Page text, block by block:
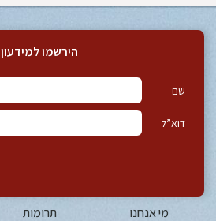
הירשמו למידעון
שם
דוא”ל
מי אנחנו תרומות